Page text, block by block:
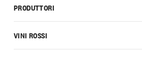
PRODUTTORI
VINI ROSSI